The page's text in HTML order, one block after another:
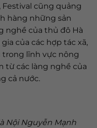
cũng quảng
hàng những sản
nghề của thủ đô Hà
của các hợp tác xã,
trong lĩnh vực nông
từ các làng nghề của
cả nước.
Nội Nguyễn Mạnh